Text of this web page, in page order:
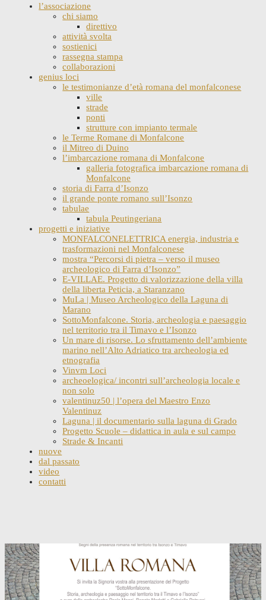
contentl’associazione
chi siamo
direttivo
attività svolta
sostienici
rassegna stampa
collaborazioni
genius loci
le testimonianze d’età romana del monfalconese
ville
strade
ponti
strutture con impianto termale
le Terme Romane di Monfalcone
il Mitreo di Duino
l’imbarcazione romana di Monfalcone
galleria fotografica imbarcazione romana di
Monfalcone
storia di Farra d’Isonzo
il grande ponte romano sull’Isonzo
tabulae
tabula Peutingeriana
progetti e iniziative
MONFALCONELETTRICA energia, industria e
trasformazioni nel Monfalconese
mostra “Percorsi di pietra – verso il museo
archeologico di Farra d’Isonzo”
E-VILLAE. Progetto di valorizzazione della villa
della liberta Peticia, a Staranzano
MuLa | Museo Archeologico della Laguna di
Marano
SottoMonfalcone. Storia, archeologia e paesaggio
nel territorio tra il Timavo e l’Isonzo
Un mare di risorse. Lo sfruttamento dell’ambiente
marino nell’Alto Adriatico tra archeologia ed
etnografia
Vinvm Loci
archeoelogica/ incontri sull’archeologia locale e
non solo
valentinuz50 | l’opera del Maestro Enzo
Valentinuz
Laguna | il documentario sulla laguna di Grado
Progetto Scuole – didattica in aula e sul campo
Strade & Incanti
nuove
dal passato
video
contatti